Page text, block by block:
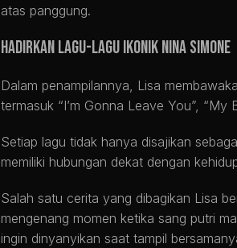
atas panggung.
Hadirkan Lagu-Lagu Ikonik Nina Simone
Dalam penampilannya, Lisa
termasuk “I’m Gonna Leave You”,
Setiap lagu tidak hanya disajikan
memiliki hubungan dekat dengan
Salah satu cerita yang dibagikan Lisa
mengenang momen ketika sang putri
ingin dinyanyikan saat tampil